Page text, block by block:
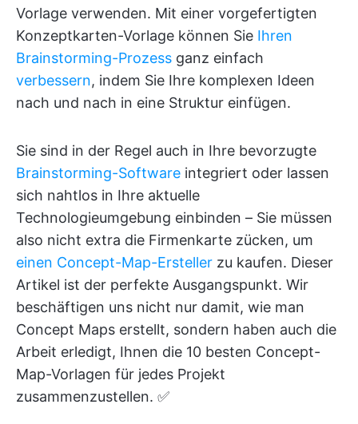
Vorlage verwenden. Mit einer vorgefertigten
Konzeptkarten-Vorlage können Sie Ihren
Brainstorming-Prozess ganz einfach
verbessern, indem Sie Ihre komplexen Ideen
nach und nach in eine Struktur einfügen.
Sie sind in der Regel auch in Ihre bevorzugte
Brainstorming-Software integriert oder lassen
sich nahtlos in Ihre aktuelle
Technologieumgebung einbinden – Sie müssen
also nicht extra die Firmenkarte zücken, um
einen Concept-Map-Ersteller zu kaufen. Dieser
Artikel ist der perfekte Ausgangspunkt. Wir
beschäftigen uns nicht nur damit, wie man
Concept Maps erstellt, sondern haben auch die
Arbeit erledigt, Ihnen die 10 besten Concept-
Map-Vorlagen für jedes Projekt
zusammenzustellen. ✅